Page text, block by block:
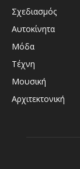
Σχεδιασμός
Αυτοκίνητα
Μόδα
Τέχνη
Μουσική
Αρχιτεκτονική